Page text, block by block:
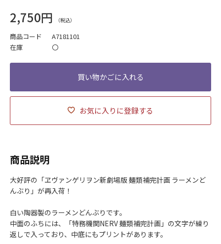
2,750円
商品コード
A7181101
在庫
〇
お気に入りに登録する
商品説明
大好評の「ヱヴァンゲリヲン新劇場版 麺類補完計画 ラーメンど
んぶり」が再入荷！
白い陶器製のラーメンどんぶりです。
中面のふちには、「特務機関NERV 麺類補完計画」の文字が繰り
返しで入っており、中底にもプリントがあります。